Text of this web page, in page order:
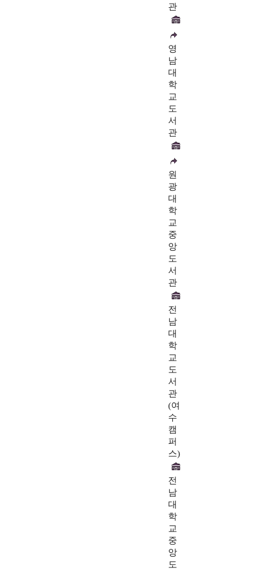
관
영
남
대
학
교
도
서
관
원
광
대
학
교
중
앙
도
서
관
전
남
대
학
교
도
서
관
(여
수
캠
퍼
스)
전
남
대
학
교
중
앙
도